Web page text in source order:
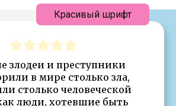
злодеи и преступники
в мире столько зла,
столько человеческой
люди, хотевшие быть
Красивый шрифт